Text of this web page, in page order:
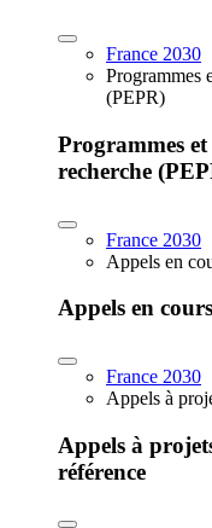
France 2030
Programmes
(PEPR)
Programmes
recherche
France 2030
Appels en
Appels en cours
France 2030
Appels à
Appels à
référence